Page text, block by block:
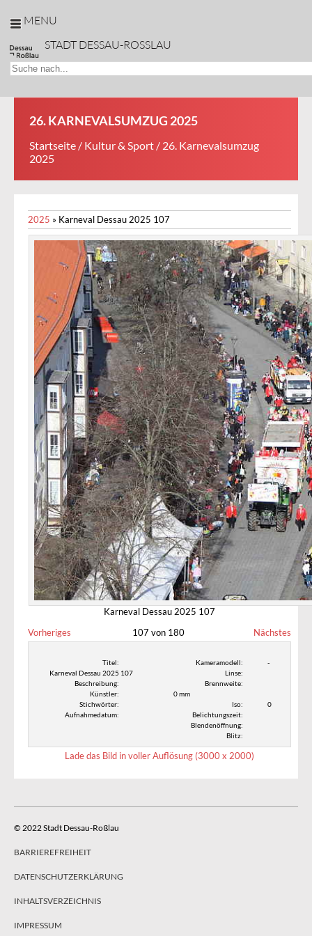
MENU
STADT DESSAU-ROSSLAU
26. KARNEVALSUMZUG 2025
Startseite / Kultur & Sport / 26. Karnevalsumzug
2025
2025 » Karneval Dessau 2025 107
Karneval Dessau 2025 107
Vorheriges
107 von 180 Nächstes
Titel:
Karneval Dessau 2025 107
Beschreibung:
Künstler:
Stichwörter:
Aufnahmedatum:
Kameramodell:
-
Linse:
Brennweite:
0 mm
Iso:
0
Belichtungszeit:
Blendenöffnung:
Blitz:
Lade das Bild in voller Auflösung (3000 x 2000)
© 2022 Stadt Dessau-Roßlau
BARRIEREFREIHEIT
DATENSCHUTZERKLÄRUNG
INHALTSVERZEICHNIS
IMPRESSUM